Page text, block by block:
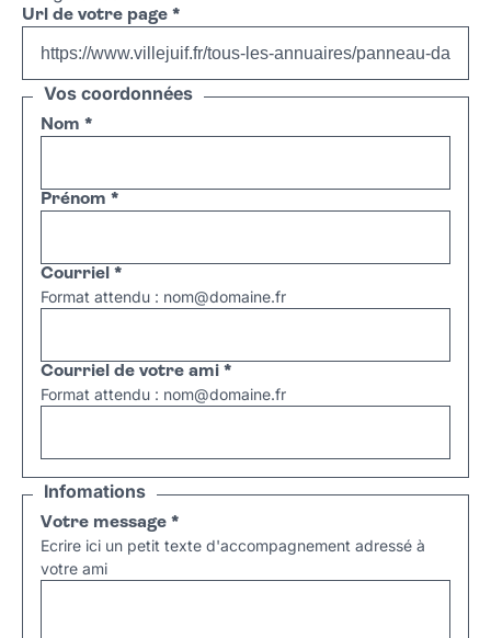
Url de votre page *
Vos coordonnées
Nom *
Prénom *
Courriel *
Format attendu : nom@domaine.fr
Courriel de votre ami *
Format attendu : nom@domaine.fr
Infomations
Votre message *
Ecrire ici un petit texte d'accompagnement adressé à
votre ami